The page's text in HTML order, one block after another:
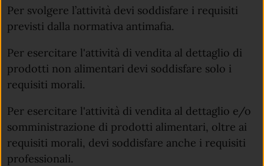
Per svolgere l’attività devi soddisfare i requisiti
previsti dalla normativa antimafia.
Per esercitare l'attività di vendita al dettaglio di
prodotti non alimentari devi soddisfare solo i
requisiti morali.
Per esercitare l'attività di vendita al dettaglio e/o
somministrazione di prodotti alimentari, oltre ai
requisiti morali, devi soddisfare anche i requisiti
professionali.